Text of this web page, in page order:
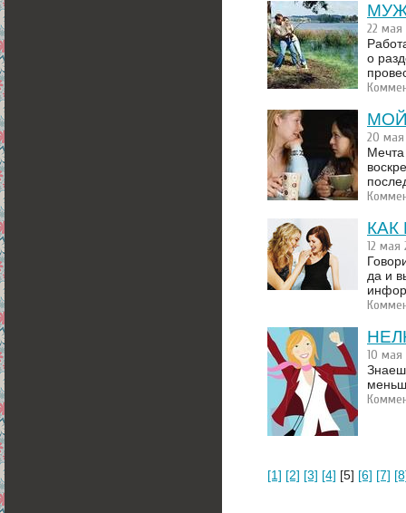
22 мая
о
20
12 мая
да и
10 мая
[1] [2] [3] [4] [5] [6] [7]